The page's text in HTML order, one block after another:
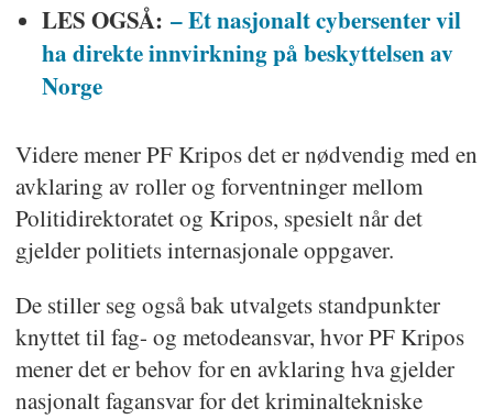
LES OGSÅ: – Et nasjonalt cybersenter vil
ha direkte innvirkning på beskyttelsen av
Norge
Videre mener PF Kripos det er nødvendig med en
avklaring av roller og forventninger mellom
Politidirektoratet og Kripos, spesielt når det
gjelder politiets internasjonale oppgaver.
De stiller seg også bak utvalgets standpunkter
knyttet til fag- og metodeansvar, hvor PF Kripos
mener det er behov for en avklaring hva gjelder
nasjonalt fagansvar for det kriminaltekniske